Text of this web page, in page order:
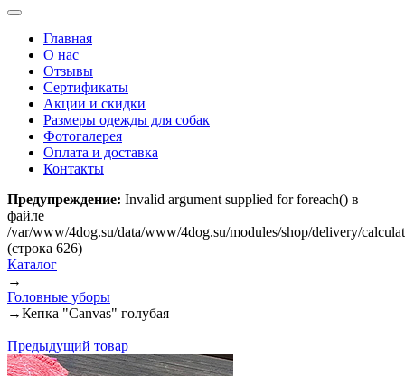
Главная
О нас
Отзывы
Сертификаты
Акции и скидки
Размеры одежды для собак
Фотогалерея
Оплата и доставка
Контакты
Предупреждение: Invalid argument supplied for foreach() в
файле
/var/www/4dog.su/data/www/4dog.su/modules/shop/delivery/
(строка 626)
Каталог
→
Головные уборы
→Кепка "Canvas" голубая
Предыдущий товар